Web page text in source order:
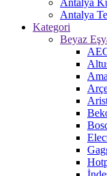
Antalya
Antalya
Kategori
Beyaz